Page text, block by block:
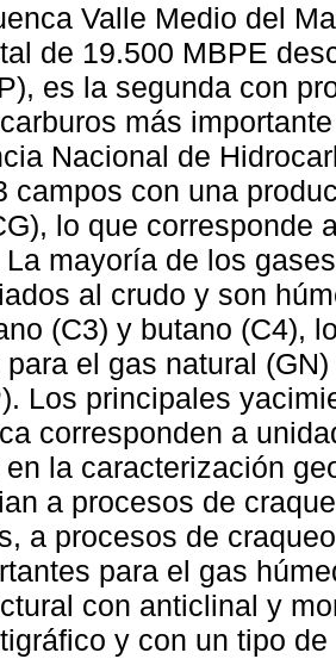
Valle Medio del
de 19.500 MBPE
es la segunda con
más
Nacional de
campos con una
lo que corresponde
mayoría de los
al crudo y son
(C3) y butano (C4),
para el gas natural
Los principales
corresponden a
en la caracterización
a procesos de
a procesos de
para el gas
con anticlinal y
y con un tipo